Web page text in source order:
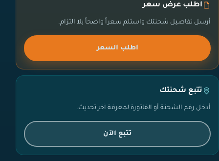
اطلب عرض سعر
أرسل تفاصيل شحنتك واستلم سعراً واضحاً بلا التزام.
اطلب السعر
تتبع شحنتك
أدخل رقم الشحنة أو الفاتورة لمعرفة آخر تحديث.
تتبع الآن